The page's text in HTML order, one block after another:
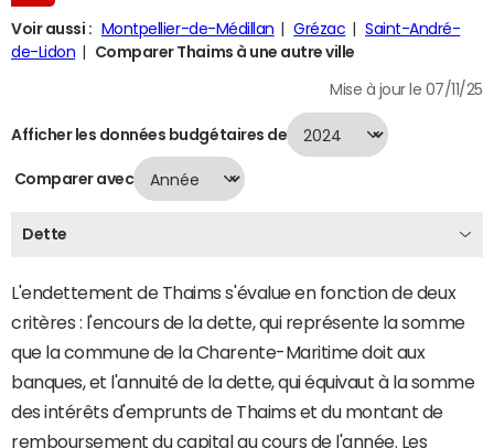
Voir aussi : Montpellier-de-Médillan Grézac
Saint-André-
de-Lidon
Comparer Thaims à une autre ville
Mise à jour le 07/11/25
Afficher les données budgétaires de
Comparer avec
Dette
L'endettement de Thaims s'évalue en fonction de deux
critères : l'encours de la dette, qui représente la somme
que la commune de la Charente-Maritime doit aux
banques, et l'annuité de la dette, qui équivaut à la somme
des intérêts d'emprunts de Thaims et du montant de
remboursement du capital au cours de l'année. Les